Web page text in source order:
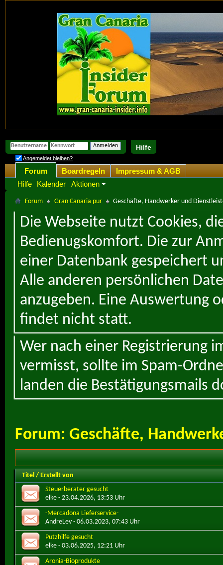
Hilfe
Angemeldet bleiben?
Forum
Hilfe
Kalender Aktionen
Boardregeln Impressum & AGB
Forum Gran Canaria pur Geschäfte, Handwerker und
Die Webseite nutzt Cookies,
Bedienugskomfort. Die zur
einer Datenbank gespeichert
Alle anderen persönlichen
anzugeben. Eine Auswertung
findet nicht statt.
Wer nach einer Registrierung
vermisst, sollte im Spam-
landen die Bestätigungsmails
Forum: Geschäfte,
Titel / Erstellt von
Steuerberater gesucht
elke - 23.04.2026, 13:53 Uhr
-Mercadona Lieferservice-
AndreLev - 06.03.2023, 07:43 Uhr
Putzhilfe gesucht
elke - 03.06.2025, 12:21 Uhr
Aronia-Bioprodukte